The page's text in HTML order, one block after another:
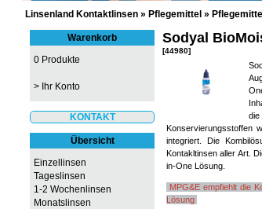
Linsenland Kontaktlinsen » Pflegemittel »
Warenkorb
0 Produkte
> Ihr Konto
KONTAKT
Übersicht
Einzellinsen
Tageslinsen
1-2 Wochenlinsen
Monatslinsen
Sodyal
[44980]
Konservierungsstoffen
integriert. Die
Kontakltinsen aller Art.
in-One Lösung.
MPG&E empfiehlt die
Lösung